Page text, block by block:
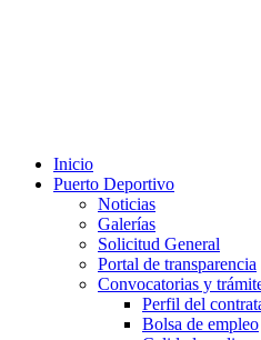
Inicio
Puerto Deportivo
Noticias
Galerías
Solicitud General
Portal de transparencia
Convocatorias y
Perfil del
Bolsa de empleo